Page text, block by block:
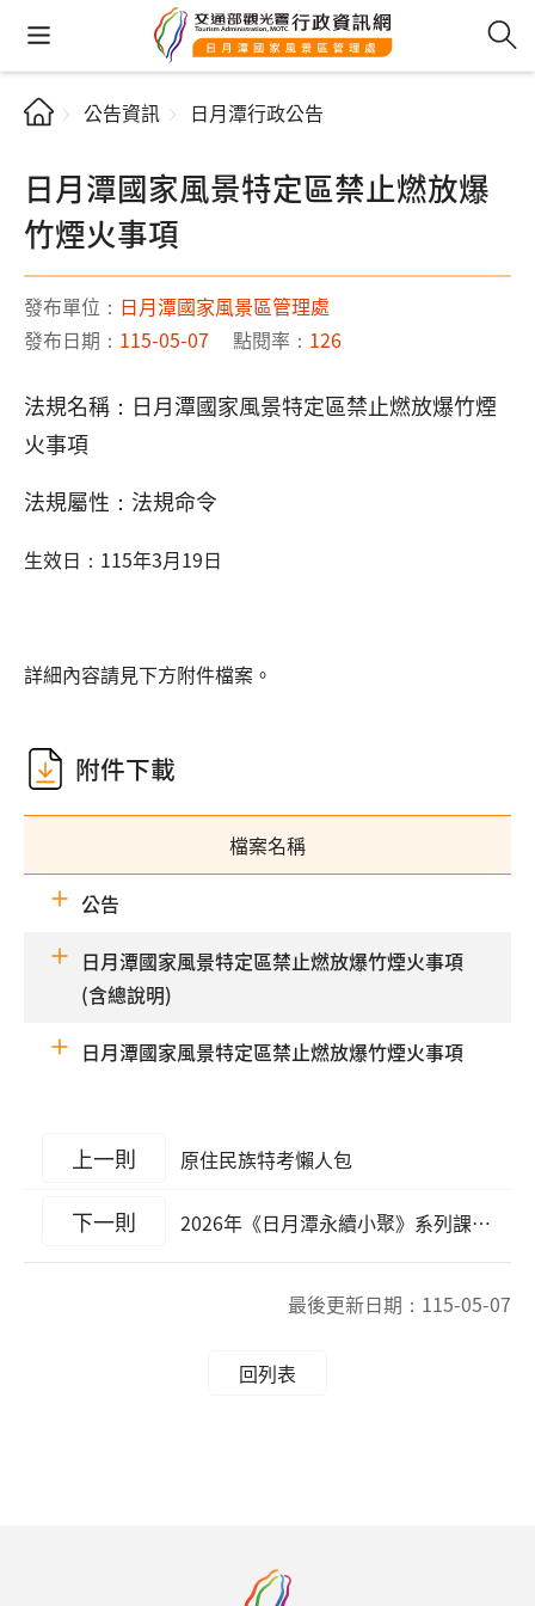
公告資訊 日月潭行政公告
日月潭國家風景特定區禁止燃放爆
竹煙火事項
發布單位： 日月潭國家風景區管理處
發布日期： 115-05-07 點閱率： 126
法規名稱：日月潭國家風景特定區禁止燃放爆竹煙
火事項
法規屬性：法規命令
生效日： 115年3月19日
詳細內容請見下方附件檔案。
附件下載
檔案名稱
公告
日月潭國家風景特定區禁止燃放爆竹煙火事項
(含總說明)
日月潭國家風景特定區禁止燃放爆竹煙火事項
上一則 原住民族特考懶人包
下一則 2026年《日月潭永續小聚》系列課程之《第一彈》
最後更新日期： 115-05-07
回列表